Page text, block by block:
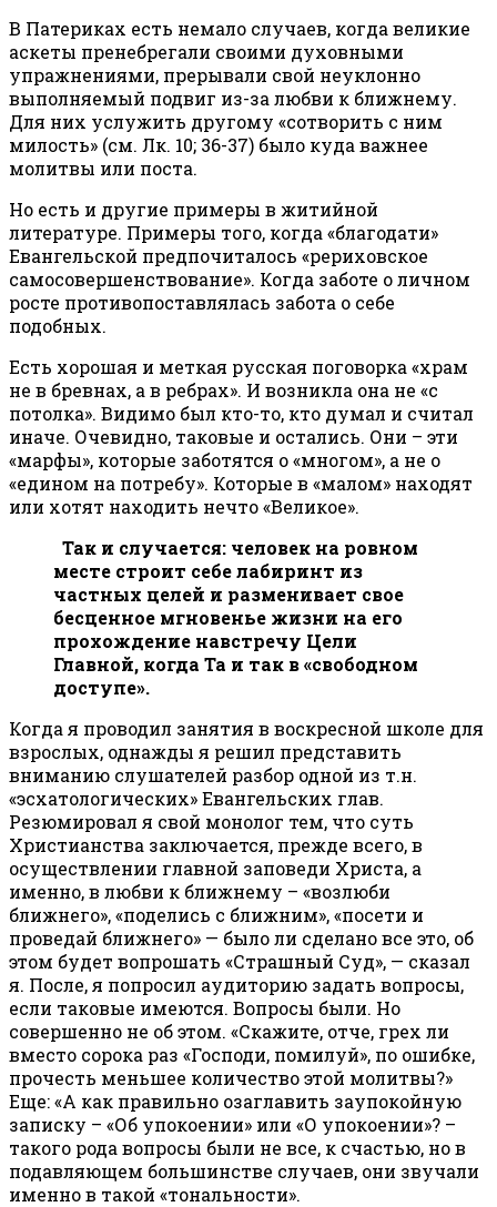
В Патериках есть немало случаев, когда великие
аскеты пренебрегали своими духовными
упражнениями, прерывали свой неуклонно
выполняемый подвиг из-за любви к ближнему.
Для них услужить другому «сотворить с ним
милость» (см. Лк. 10; 36-37) было куда важнее
молитвы или поста.
Но есть и другие примеры в житийной
литературе. Примеры того, когда «благодати»
Евангельской предпочиталось «рериховское
самосовершенствование». Когда заботе о личном
росте противопоставлялась забота о себе
подобных.
Есть хорошая и меткая русская поговорка «храм
не в бревнах, а в ребрах». И возникла она не «с
потолка». Видимо был кто-то, кто думал и считал
иначе. Очевидно, таковые и остались. Они – эти
«марфы», которые заботятся о «многом», а не о
«едином на потребу». Которые в «малом» находят
или хотят находить нечто «Великое».
Так и случается: человек на ровном
месте строит себе лабиринт из
частных целей и разменивает свое
бесценное мгновенье жизни на его
прохождение навстречу Цели
Главной, когда Та и так в «свободном
доступе».
Когда я проводил занятия в воскресной школе для
взрослых, однажды я решил представить
вниманию слушателей разбор одной из т.н.
«эсхатологических» Евангельских глав.
Резюмировал я свой монолог тем, что суть
Христианства заключается, прежде всего, в
осуществлении главной заповеди Христа, а
именно, в любви к ближнему – «возлюби
ближнего», «поделись с ближним», «посети и
проведай ближнего» — было ли сделано все это, об
этом будет вопрошать «Страшный Суд», — сказал
я. После, я попросил аудиторию задать вопросы,
если таковые имеются. Вопросы были. Но
совершенно не об этом. «Скажите, отче, грех ли
вместо сорока раз «Господи, помилуй», по ошибке,
прочесть меньшее количество этой молитвы?»
Еще: «А как правильно озаглавить заупокойную
записку – «Об упокоении» или «О упокоении»? –
такого рода вопросы были не все, к счастью, но в
подавляющем большинстве случаев, они звучали
именно в такой «тональности».